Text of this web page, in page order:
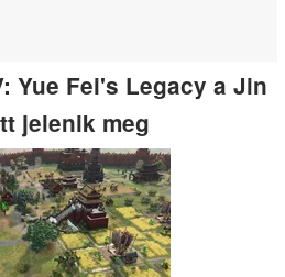
Yue Fei's Legacy a Jin
jelenik meg